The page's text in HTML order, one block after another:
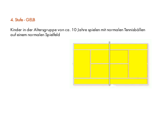
4. Stufe - GELB
Kinder in der Altersgruppe von ca. 10 Jahre spielen mit normalen Tennisbällen
auf einem normalen Spielfeld